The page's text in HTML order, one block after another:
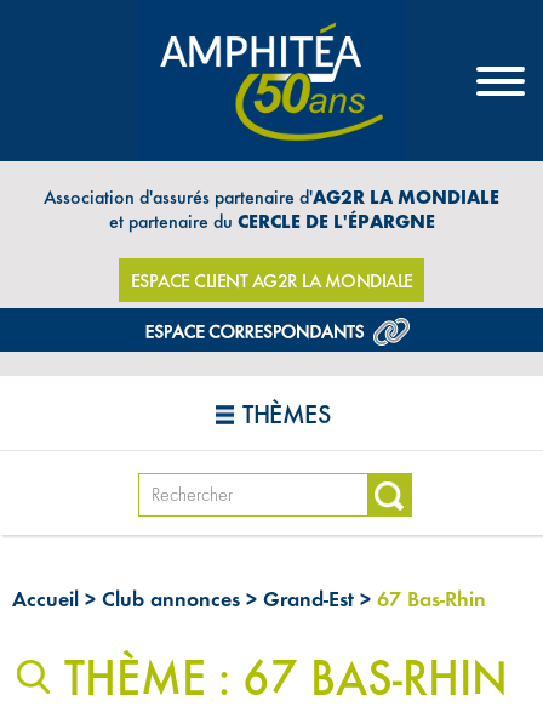
Association d'assurés partenaire d'AG2R LA MONDIALE
et partenaire du CERCLE DE L'ÉPARGNE
ESPACE CLIENT AG2R LA MONDIALE
THÈMES
Accueil > Club annonces > Grand-Est > 67 Bas-Rhin
THÈME : 67 BAS-RHIN